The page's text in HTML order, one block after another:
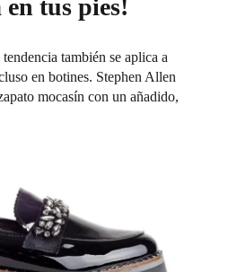
tus pies!
también se aplica a
en botines. Stephen Allen
mocasín con un añadido,